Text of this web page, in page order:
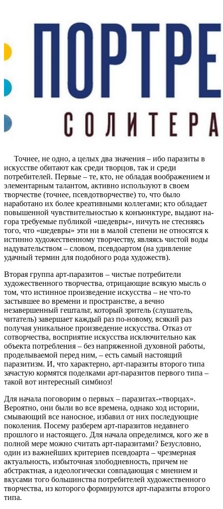
Точнее, не одно, а целых два значения – ибо паразиты в
искусстве обитают как среди творцов, так и среди
потребителей. Первые – те, кто, не обладая воображением и
элементарным талантом, активно используют в своем
творчестве (точнее, псевдотворчестве) то, что было
наработано их более креативными коллегами; кто обладает
повышенной чувствительностью к конъюнктуре, выдают на-
гора требуемые публикой «шедевры», ничуть не стесняясь
того, что «шедевры» эти ни в малой степени не относятся к
истинно художественному творчеству, являясь чистой воды
надувательством – словом, псевдоартом (на удивление
удачный термин для подобного рода художеств).
Вторая группа арт-паразитов – чистые потребители
художественного творчества, отрицающие всякую мысль о
том, что истинное произведение искусства – не что-то
застывшее во времени и пространстве, а вечно
незавершенный гештальт, который зритель (слушатель,
читатель) завершает каждый раз по-новому, всякий раз
получая уникальное произведение искусства. Отказ от
сотворчества, восприятие искусства исключительно как
объекта потребления – без напряженной духовной работы,
проделываемой перед ним, – есть самый настоящий
паразитизм. И, что характерно, арт-паразиты второго типа
зачастую кормятся поделками арт-паразитов первого типа –
такой вот интересный симбиоз!
Для начала поговорим о первых – паразитах-«творцах».
Вероятно, они были во все времена, однако ход истории,
смывающий все наносное, избавил от них последующие
поколения. Посему разберем арт-паразитов недавнего
прошлого и настоящего. Для начала определимся, кого же в
полной мере можно считать арт-паразитами? Безусловно,
один из важнейших критериев псевдоарта – чрезмерная
актуальность, избыточная злободневность, причем не
абстрактная, а идеологически совпадающая с мнением и
вкусами того большинства потребителей художественного
творчества, из которого формируются арт-паразиты второго
типа.